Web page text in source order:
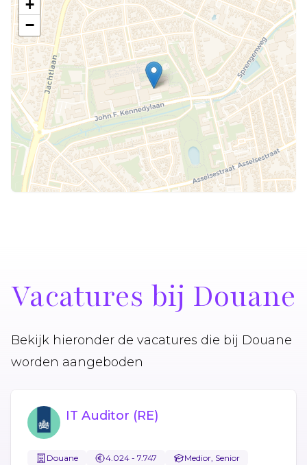
+
−
Vacatures bij Douane
Bekijk hieronder de vacatures die bij Douane
worden aangeboden
IT Auditor (RE)
Douane 4.024 - 7.747
Medior, Senior